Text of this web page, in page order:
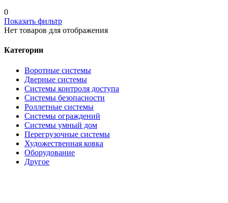
0
Показать фильтр
Нет товаров для отображения
Категории
Воротные системы
Дверные системы
Системы контроля доступа
Системы безопасности
Роллетные системы
Системы ограждений
Системы умный дом
Перегрузочные системы
Художественная ковка
Оборудование
Другое